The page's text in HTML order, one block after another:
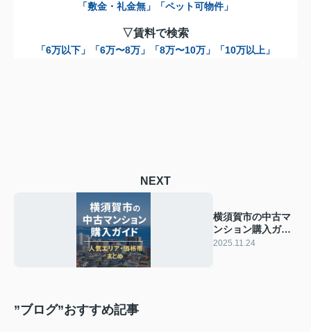
「敷金・礼金無」 「ペット可物件」
▽賃料で検索
「6万以下」 「6万〜8万」 「8万〜10万」 「10万以上」
NEXT
横須賀市の中古マ
ンション購入ガイ
ド｜人気エリア・
2025.11.24
”ブログ”おすすめ記事